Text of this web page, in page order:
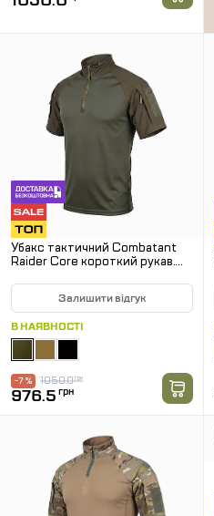
Убакс тактичний Combatant
Raider Core короткий рукав.
Залишити відгук
В НАЯВНОСТІ
1050.0грн
-7 %
976.5 грн